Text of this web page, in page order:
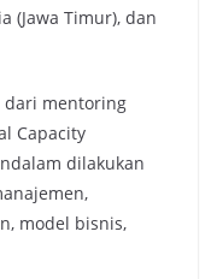
(Jawa Timur), dan
dari mentoring
Capacity
dilakukan
model bisnis,